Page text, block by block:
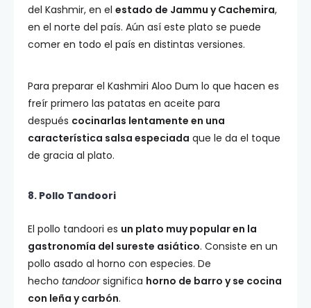
del Kashmir, en el estado de Jammu y Cachemira,
en el norte del país. Aún así este plato se puede
comer en todo el país en distintas versiones.
Para preparar el Kashmiri Aloo Dum lo que hacen es
freír primero las patatas en aceite para
después cocinarlas lentamente en una
característica salsa especiada que le da el toque
de gracia al plato.
8. Pollo Tandoori
El pollo tandoori es un plato muy popular en la
gastronomía del sureste asiático. Consiste en un
pollo asado al horno con especies. De
hecho tandoorsignifica horno de barro y se cocina
con leña y carbón.